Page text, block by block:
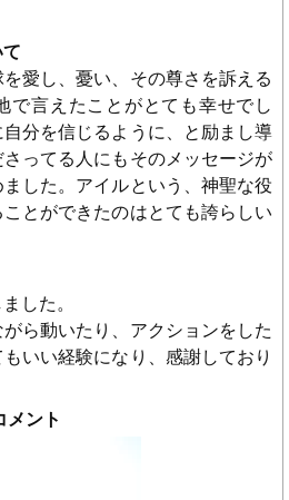
愛し、憂い、その尊さを訴える
で言えたことがとても幸せでし
分を信じるように、と励まし導
ってる人にもそのメッセージが
した。アイルという、神聖な役
とができたのはとても誇らしい
した。
ら動いたり、アクションをした
いい経験になり、感謝しており
メント